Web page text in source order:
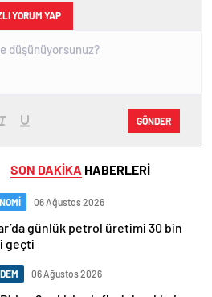
YORUM YAP
GÖNDER
SON DAKİKA HABERLERİ
06 Ağustos 2026
günlük petrol üretimi 30 bin
geçti
06 Ağustos 2026